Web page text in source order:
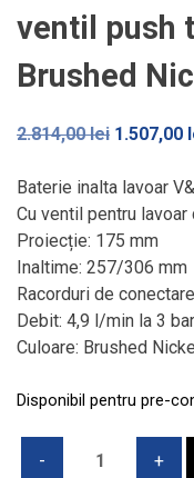
ventil push
Brushed
2.814,00lei Prețul
a
fost:
2.814,00
1.507,00
Baterie inalta lavoar
Cu ventil pentru lavoar
Proiecție: 175 mm
Inaltime: 257/306 mm
Racorduri de
Debit: 4,9 l/min la 3 bar
Culoare: Brushed
Disponibil pentru pre-
Cantitate